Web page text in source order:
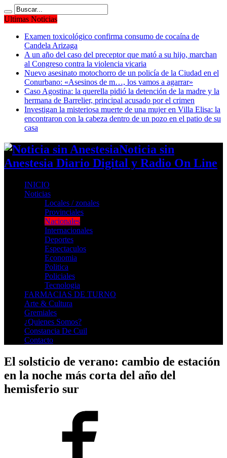
Ultimas Noticias
Examen toxicológico confirma consumo de cocaína de
Candela Arizaga
A un año del caso del preceptor que mató a su hijo, marchan
al Congreso contra la violencia vicaria
Nuevo asesinato motochorro de un policía de la Ciudad en el
Conurbano: «Asesinos de m…, los vamos a agarrar»
Caso Agostina: la querella pidió la detención de la madre y la
hermana de Barrelier, principal acusado por el crimen
Investigan la misteriosa muerte de una mujer en Villa Elisa: la
encontraron con la cabeza dentro de un pozo en el patio de su
casa
Noticia sin
Anestesia Diario Digital y Radio On Line
INICIO
Noticias
Locales / zonales
Provinciales
Nacionales
Internacionales
Deportes
Espectaculos
Economia
Politica
Policiales
Tecnologia
FARMACIAS DE TURNO
Arte & Cultura
Gremiales
¿Quienes Somos?
Constancia De Cuil
Contacto
El solsticio de verano: cambio de estación
en la noche más corta del año del
hemisferio sur